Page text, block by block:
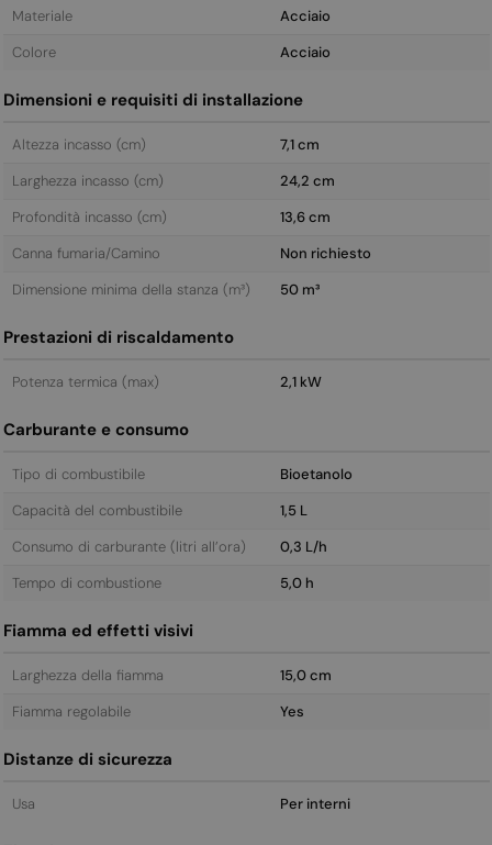
Materiale
Acciaio
Colore
Acciaio
Dimensioni e requisiti di installazione
Altezza incasso (cm)
7,1 cm
Larghezza incasso (cm)
24,2 cm
Profondità incasso (cm)
13,6 cm
Canna fumaria/Camino
Non richiesto
Dimensione minima della stanza (m³)
50 m³
Prestazioni di riscaldamento
Potenza termica (max) 2,1 kW
Carburante e consumo
Tipo di combustibile
Bioetanolo
Capacità del combustibile
1,5 L
Consumo di carburante (litri all’ora)
0,3 L/h
Tempo di combustione
5,0 h
Fiamma ed effetti visivi
Larghezza della fiamma
15,0 cm
Fiamma regolabile
Yes
Distanze di sicurezza
Usa Per interni